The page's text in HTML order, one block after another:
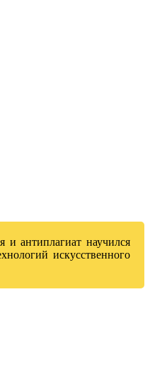
и антиплагиат научился
искусственного